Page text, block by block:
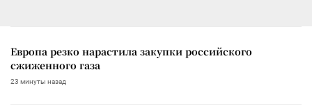
Европа резко нарастила закупки российского
сжиженного газа
23 минуты назад